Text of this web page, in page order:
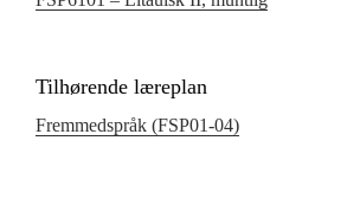
Tilhørende læreplan
Fremmedspråk (FSP01‑04)